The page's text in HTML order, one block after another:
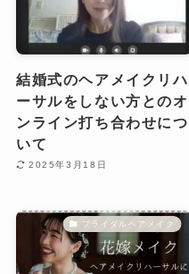
結婚式のヘアメイクリハ
ーサルをしない方とのオ
ンライン打ち合わせにつ
いて
2025年3月18日
ブライダルヘアメイク